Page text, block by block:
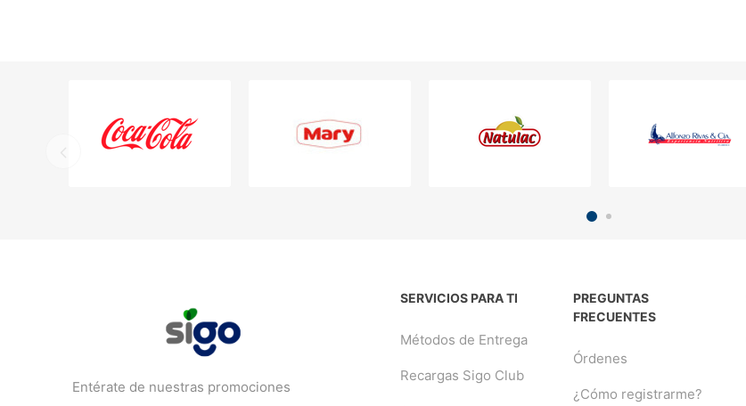
Entérate de nuestras promociones
SERVICIOS PARA TI
Métodos de Entrega
Recargas Sigo Club
PREGUNTAS
FRECUENTES
Órdenes
¿Cómo registrarme?